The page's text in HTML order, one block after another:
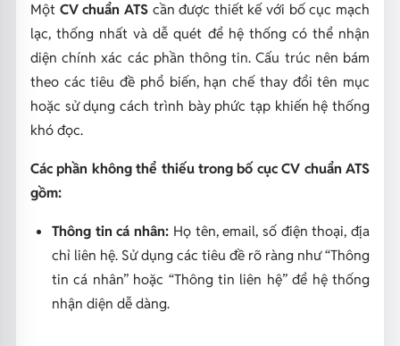
Một CV chuẩn ATScần được thiết kế với bố cục mạch
lạc, thống nhất và dễ quét để hệ thống có thể nhận
diện chính xác các phần thông tin. Cấu trúc nên bám
theo các tiêu đề phổ biến, hạn chế thay đổi tên mục
hoặc sử dụng cách trình bày phức tạp khiến hệ thống
khó đọc.
Các phần không thể thiếu trong bố cục CV chuẩn ATS
gồm:
Thông tin cá nhân: Họ tên, email, số điện thoại, địa
chỉ liên hệ. Sử dụng các tiêu đề rõ ràng như “Thông
tin cá nhân” hoặc “Thông tin liên hệ” để hệ thống
nhận diện dễ dàng.